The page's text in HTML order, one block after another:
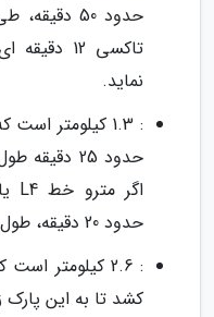
حدود 50
تاکسی
نماید.
حدود 25
حدود 20 دقیقه، طول می کشد.
کشد تا به این پارک